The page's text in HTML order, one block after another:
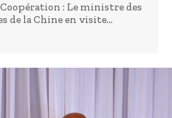
Coopération : Le ministre des
de la Chine en visite...